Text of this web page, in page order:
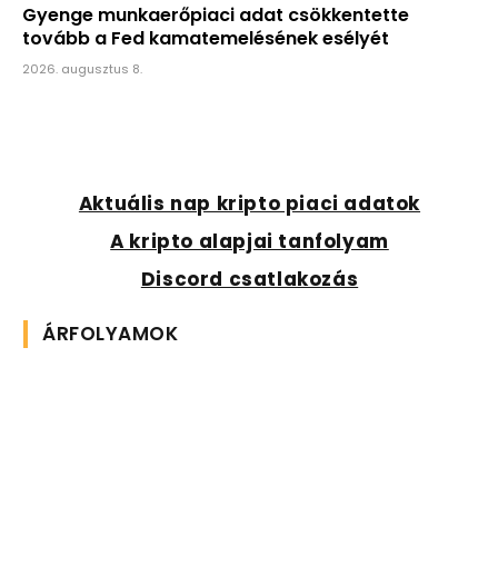
Gyenge munkaerőpiaci adat csökkentette
tovább a Fed kamatemelésének esélyét
2026. augusztus 8.
Aktuális nap kripto piaci adatok
A kripto alapjai tanfolyam
Discord csatlakozás
ÁRFOLYAMOK